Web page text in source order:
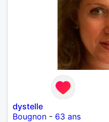
dystelle
Bougnon - 63 ans